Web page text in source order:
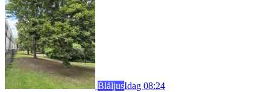
BlåljusIdag 08:24